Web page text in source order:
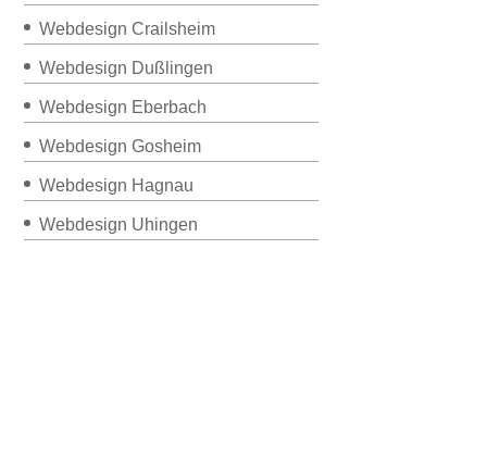
Webdesign Crailsheim
Webdesign Dußlingen
Webdesign Eberbach
Webdesign Gosheim
Webdesign Hagnau
Webdesign Uhingen